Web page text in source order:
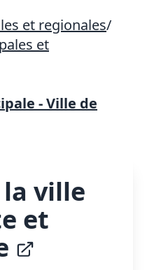
et regionales/
et
- Ville de
ville
et